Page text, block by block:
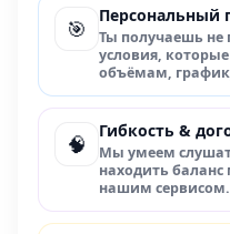
🎯
Персональный
Ты получаешь не
условия,
объёмам,
🧠
Гибкость &
Мы умеем
находить
нашим сервисом.